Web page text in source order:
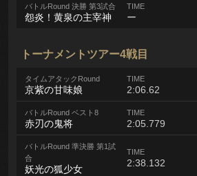
バトルRound 決勝 第3試合
怨炎！黄泉の主宰神
TIME
ー
トーナメントツアー4戦目
タイムアタックRound
京紫の甘味娘
TIME
2:06.62
バトルRound ベスト8
赤刃の鬼将
TIME
2:05.779
バトルRound 準決勝 第1試
合
妖光の狐少女
TIME
2:38.132